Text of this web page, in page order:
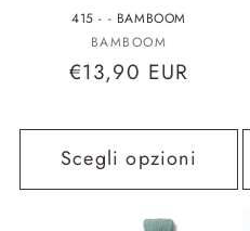
415 - - BAMBOOM
Fornitore:
BAMBOOM
Prezzo
listino
€13,90 EUR
Scegli opzioni